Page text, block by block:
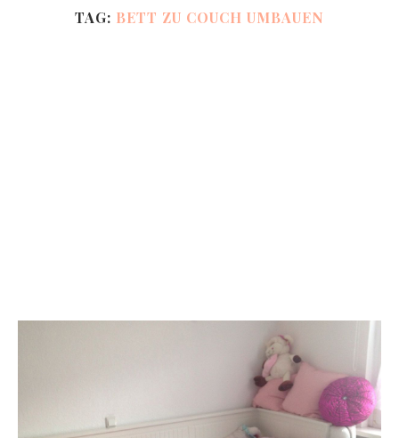
TAG: BETT ZU COUCH UMBAUEN